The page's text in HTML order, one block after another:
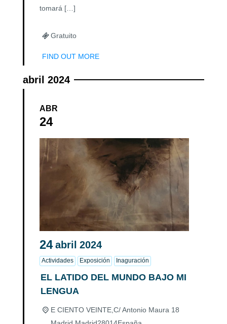
tomará […]
Gratuito
FIND OUT MORE
abril 2024
ABR
24
24 abril 2024
Actividades Exposición Inaguración
EL LATIDO DEL MUNDO BAJO MI
LENGUA
E CIENTO VEINTE, C/ Antonio Maura 18